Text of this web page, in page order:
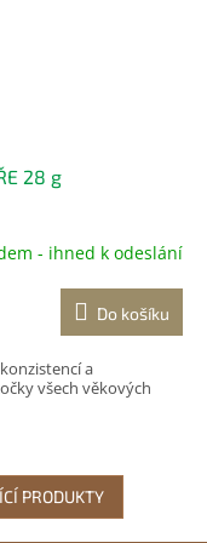
28 g
- ihned k odeslání
Do košíku
a
všech věkových
PRODUKTY